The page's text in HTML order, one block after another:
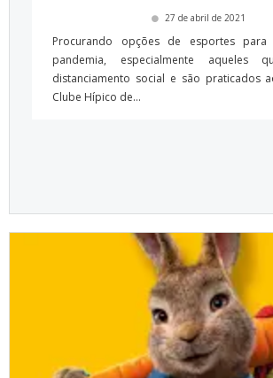
27 de abril de 2021
Procurando opções de esportes
pandemia, especialmente aqueles
distanciamento social e são praticados
Clube Hípico de...